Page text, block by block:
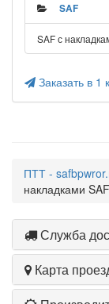
SAF
SAF с
Заказать в 1
ПТТ -
накладками
Служба
Карта